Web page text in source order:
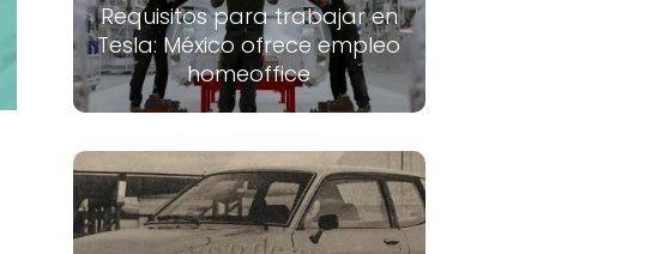
Requisitos para trabajar en
Tesla: México ofrece empleo
homeoffice